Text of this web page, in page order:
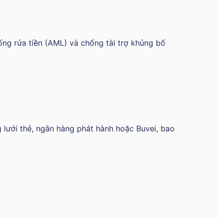
rửa tiền (AML) và chống tài trợ khủng bố
thẻ, ngân hàng phát hành hoặc Buvei, bao